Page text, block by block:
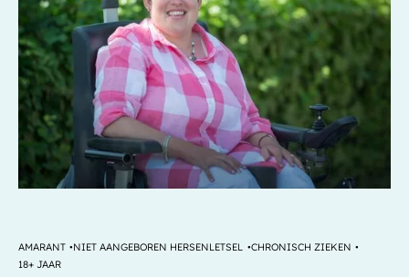
AMARANT NIET AANGEBOREN HERSENLETSEL
CHRONISCH ZIEKEN
18+ JAAR